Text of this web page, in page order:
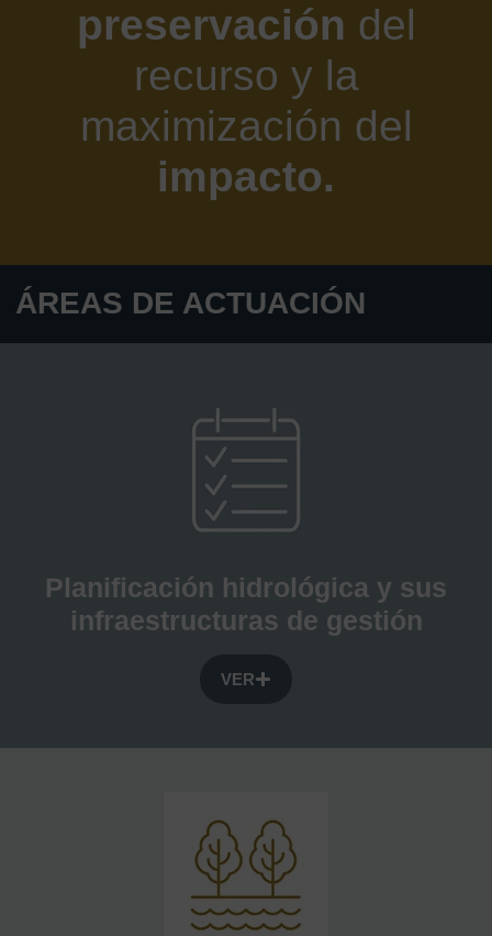
preservación del
recurso y la
maximización del
impacto.
ÁREAS DE ACTUACIÓN
Planificación hidrológica y sus
infraestructuras de gestión
VER